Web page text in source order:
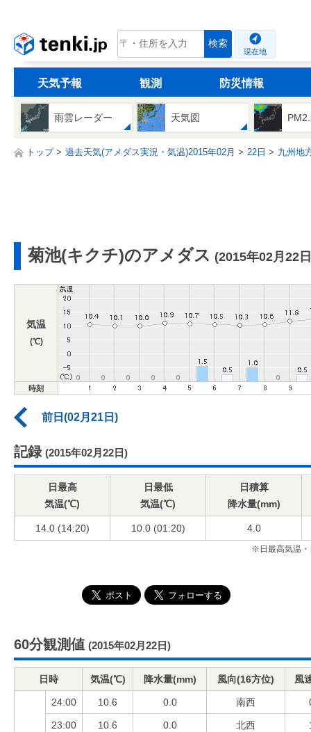
tenki.jp 検索
現在地
天気予報 観測 防災情報
雨雲レーダー 天気図
トップ 過去天気(アメダス実況・気温)2015年02月 22日 九州地
菊池(キクチ)のアメダス (2015年02月22
気温
(℃)
時刻
前日(02月21日)
記録 (2015年02月22日)
日最高
気温(℃)
日最低
気温(℃)
日積算
降水量(mm)
14.0 (14:20) 10.0 (01:20) 4.0
※日最高気温・
60分観測値 (2015年02月22日)
日時 気温(℃) 降水量(mm) 風向(16方位) 風
24:00 10.6 0.0 南西
23:00 10.6 0.0 北西